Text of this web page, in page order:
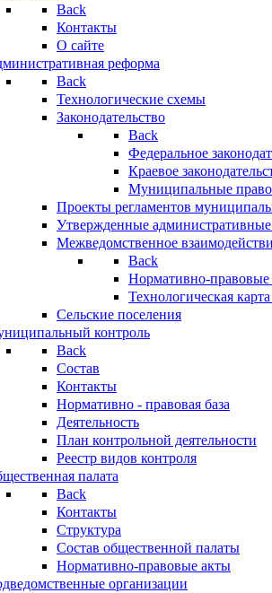
Back
Контакты
О сайте
реформа
Back
Технологические схемы
Законодательство
Back
Федеральное
Краевое
Муниципальные
Проекты регламентов
Утвержденные
Межведомственное
Back
Нормативно-правовые
Технологическая
Сельские поселения
контроль
Back
Состав
Контакты
Нормативно - правовая база
Деятельность
План контрольной деятельности
Реестр видов контроля
палата
Back
Контакты
Структура
Состав общественной палаты
Нормативно-правовые акты
организации